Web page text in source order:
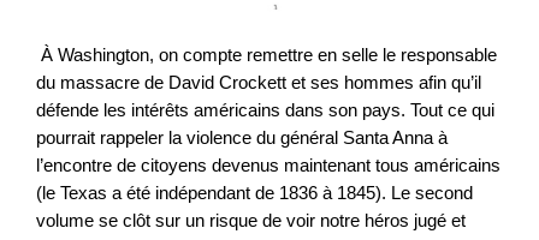
À Washington, on compte remettre en selle le responsable
du massacre de David Crockett et ses hommes afin qu’il
défende les intérêts américains dans son pays. Tout ce qui
pourrait rappeler la violence du général Santa Anna à
l’encontre de citoyens devenus maintenant tous américains
(le Texas a été indépendant de 1836 à 1845). Le second
volume se clôt sur un risque de voir notre héros jugé et